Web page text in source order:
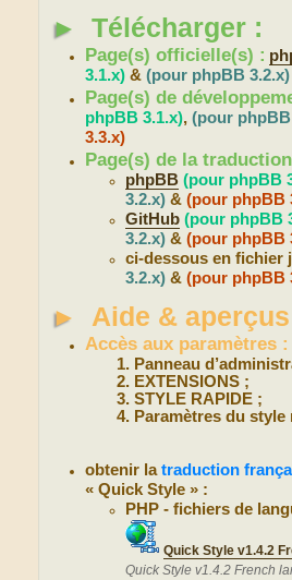
► Télécharger :
Page(s) officielle(s) :
3.1.x) &(pour phpBB 3.2.x)
Page(s) de
phpBB 3.1.x),(pour phpBB
3.3.x)
Page(s) de la
phpBB (pour phpBB
3.2.x) &(pour phpBB
GitHub (pour phpBB
3.2.x) &(pour phpBB
ci-dessous en fichier
3.2.x) &(pour phpBB
► Aide &
Accès aux paramètres :
Panneau
EXTENSIONS ;
STYLE RAPIDE ;
Paramètres du style
obtenir latraduction
« Quick Style » :
PHP - fichiers de
Quick Style v1.4.2
Quick Style v1.4.2 French